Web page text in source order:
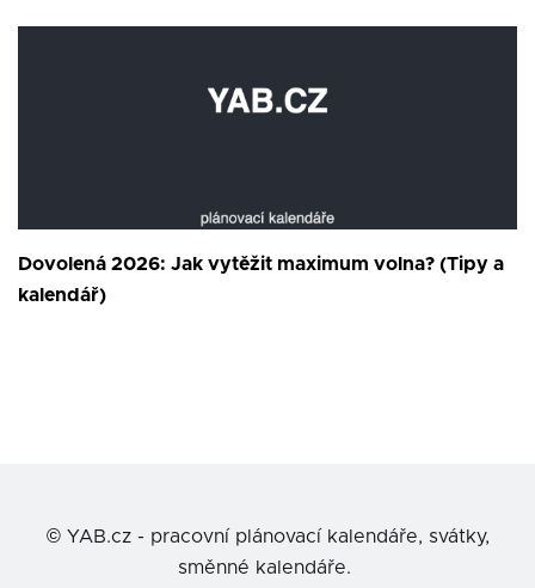
Dovolená 2026: Jak vytěžit maximum volna? (Tipy a
kalendář)
© YAB.cz - pracovní plánovací kalendáře, svátky,
směnné kalendáře.